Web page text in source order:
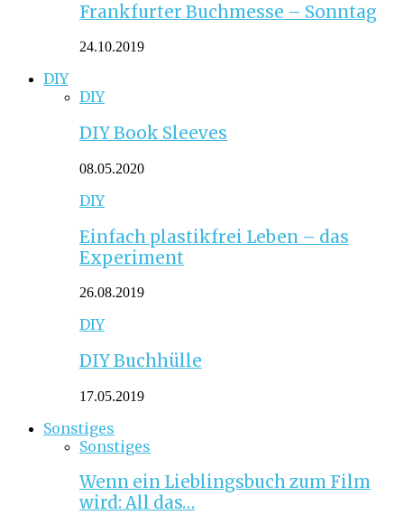
Frankfurter Buchmesse – Sonntag
24.10.2019
DIY
DIY
DIY Book Sleeves
08.05.2020
DIY
Einfach plastikfrei Leben – das
Experiment
26.08.2019
DIY
DIY Buchhülle
17.05.2019
Sonstiges
Sonstiges
Wenn ein Lieblingsbuch zum Film
wird: All das…